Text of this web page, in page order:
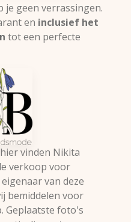
je geen verrassingen.
en inclusief het
tot een perfecte
vinden Nikita
verkoop voor
van deze
bemiddelen voor
Geplaatste foto's